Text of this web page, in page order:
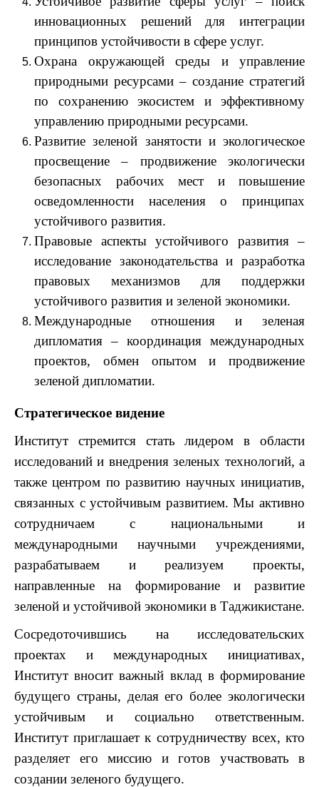
инновационных решений для интеграции
принципов устойчивости в сфере услуг.
Охрана окружающей среды и управление
природными ресурсами – создание стратегий
по сохранению экосистем и эффективному
управлению природными ресурсами.
Развитие зеленой занятости и экологическое
просвещение – продвижение экологически
безопасных рабочих мест и повышение
осведомленности населения о принципах
устойчивого развития.
Правовые аспекты устойчивого развития –
исследование законодательства и разработка
правовых механизмов для поддержки
устойчивого развития и зеленой экономики.
Международные отношения и зеленая
дипломатия – координация международных
проектов, обмен опытом и продвижение
зеленой дипломатии.
Стратегическое видение
Институт стремится стать лидером в области
исследований и внедрения зеленых технологий, а
также центром по развитию научных инициатив,
связанных с устойчивым развитием. Мы активно
сотрудничаем с национальными и
международными научными учреждениями,
разрабатываем и реализуем проекты,
направленные на формирование и развитие
зеленой и устойчивой экономики в Таджикистане.
Сосредоточившись на исследовательских
проектах и международных инициативах,
Институт вносит важный вклад в формирование
будущего страны, делая его более экологически
устойчивым и социально ответственным.
Институт приглашает к сотрудничеству всех, кто
разделяет его миссию и готов участвовать в
создании зеленого будущего.